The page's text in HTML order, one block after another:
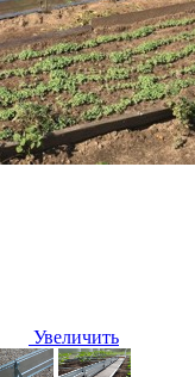
Увеличить